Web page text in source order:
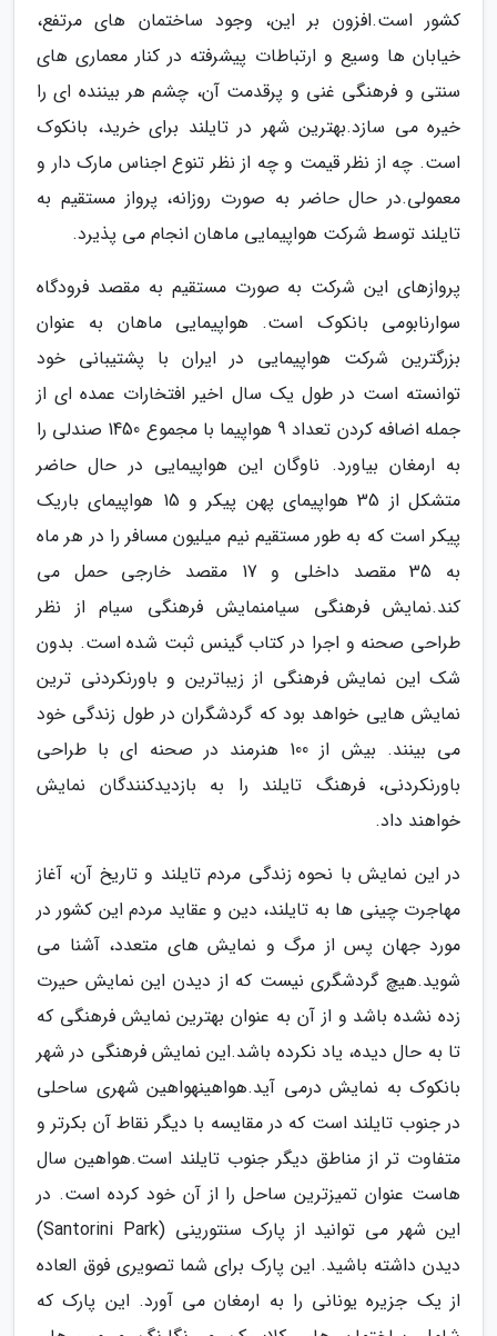
کشور است.افزون بر این، وجود ساختمان های مرتفع،
خیابان ها وسیع و ارتباطات پیشرفته در کنار معماری های
سنتی و فرهنگی غنی و پرقدمت آن، چشم هر بیننده ای را
خیره می سازد.بهترین شهر در تایلند برای خرید، بانکوک
است. چه از نظر قیمت و چه از نظر تنوع اجناس مارک دار و
معمولی.در حال حاضر به صورت روزانه، پرواز مستقیم به
تایلند توسط شرکت هواپیمایی ماهان انجام می پذیرد.
پروازهای این شرکت به صورت مستقیم به مقصد فرودگاه
سوارنابومی بانکوک است. هواپیمایی ماهان به عنوان
بزرگترین شرکت هواپیمایی در ایران با پشتیبانی خود
توانسته است در طول یک سال اخیر افتخارات عمده ای از
جمله اضافه کردن تعداد 9 هواپیما با مجموع 1450 صندلی را
به ارمغان بیاورد. ناوگان این هواپیمایی در حال حاضر
متشکل از 35 هواپیمای پهن پیکر و 15 هواپیمای باریک
پیکر است که به طور مستقیم نیم میلیون مسافر را در هر ماه
به 35 مقصد داخلی و 17 مقصد خارجی حمل می
کند.نمایش فرهنگی سیامنمایش فرهنگی سیام از نظر
طراحی صحنه و اجرا در کتاب گینس ثبت شده است. بدون
شک این نمایش فرهنگی از زیباترین و باورنکردنی ترین
نمایش هایی خواهد بود که گردشگران در طول زندگی خود
می بینند. بیش از 100 هنرمند در صحنه ای با طراحی
باورنکردنی، فرهنگ تایلند را به بازدیدکنندگان نمایش
خواهند داد.
در این نمایش با نحوه زندگی مردم تایلند و تاریخ آن، آغاز
مهاجرت چینی ها به تایلند، دین و عقاید مردم این کشور در
مورد جهان پس از مرگ و نمایش های متعدد، آشنا می
شوید.هیچ گردشگری نیست که از دیدن این نمایش حیرت
زده نشده باشد و از آن به عنوان بهترین نمایش فرهنگی که
تا به حال دیده، یاد نکرده باشد.این نمایش فرهنگی در شهر
بانکوک به نمایش درمی آید.هواهینهواهین شهری ساحلی
در جنوب تایلند است که در مقایسه با دیگر نقاط آن بکرتر و
متفاوت تر از مناطق دیگر جنوب تایلند است.هواهین سال
هاست عنوان تمیزترین ساحل را از آن خود کرده است. در
این شهر می توانید از پارک سنتورینی (Santorini Park)
دیدن داشته باشید. این پارک برای شما تصویری فوق العاده
از یک جزیره یونانی را به ارمغان می آورد. این پارک که